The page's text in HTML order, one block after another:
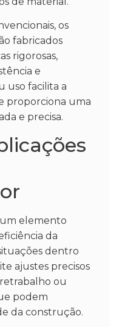
os
fabricados
rigorosas,
e
uso facilita a
proporciona uma
e precisa.
elemento
da
dentro
ajustes precisos
ou
podem
da construção.